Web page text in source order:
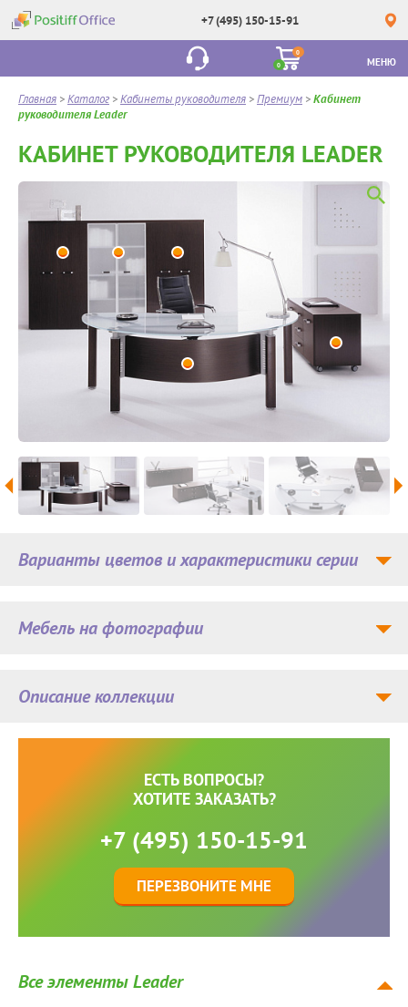
+7 (495) 150-15-91
0
0
МЕНЮ
Главная >Каталог >Кабинеты руководителя >Премиум >Кабинет
руководителя Leader
КАБИНЕТ РУКОВОДИТЕЛЯ LEADER
Мебель на фотографии
Варианты цветов и характеристики серии
Описание коллекции
ЕСТЬ ВОПРОСЫ?
ХОТИТЕ ЗАКАЗАТЬ?
+7 (495) 150-15-91
ПЕРЕЗВОНИТЕ МНЕ
Все элементы Leader